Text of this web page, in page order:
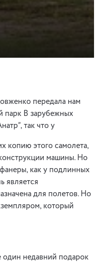
передала нам
парк В зарубежных
так что у
копию этого самолета,
машины. Но
как у подлинных
является
для полетов. Но
который
один недавний подарок